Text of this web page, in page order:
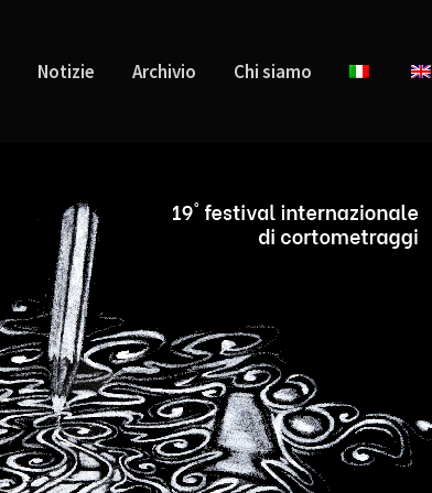
Notizie Archivio Chi siamo